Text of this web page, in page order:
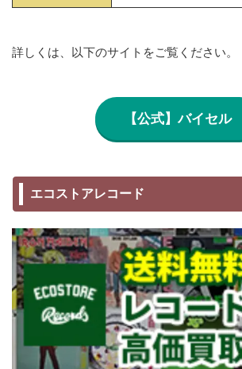
詳しくは、以下のサイトをご覧ください。
【公式】バイセル
エコストアレコード